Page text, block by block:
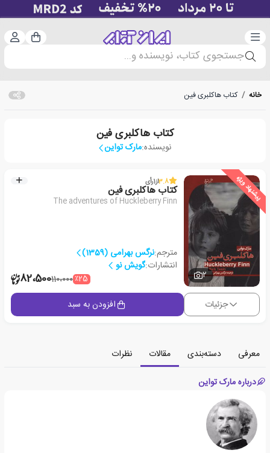
دسته‌بندی سبد
جستجوی کتاب، نویسنده و...
خانه / کتاب هاکلبری فین
کتاب هاکلبری فین
نویسنده:مارک تواین
پیشنهاد ویژه
2
3.8از1رأی
کتاب هاکلبری فین
The adventures of Huckleberry Finn
مترجم:نرگس بهرامی (1359)
انتشارات:گویش نو
٪25110،00082،500
جزئیات افزودن به سبد
معرفی دسته‌بندی مقالات
نظرات
درباره مارک تواین